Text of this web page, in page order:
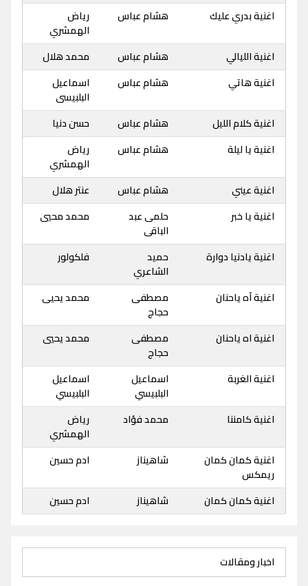
اغنية بدري عليك
هشام عباس
رياض
الهمشري
اغنية الليالي
هشام عباس
محمد هلال
اغنية هاتي
هشام عباس
اسماعيل
البلبيسى
اغنية كلام الليل
هشام عباس
حسن دنيا
اغنية يا ليلة
هشام عباس
رياض
الهمشري
اغنية عيني
هشام عباس
عنتر هلال
اغنية يا خبر
حلمى عبد
الباقى
محمد محيي
اغنية يادنيا دوارة
حميد
الشاعري
فلكولور
اغنية آه ياحنان
مصطفى
حجاج
محمد يحيى
اغنية اه ياحنان
مصطفى
حجاج
محمد يحيي
اغنية الغربة
اسماعيل
البلبيسي
اسماعيل
البلبيسي
اغنية كامننا
محمد فؤاد
رياض
الهمشري
اغنية كمان كمان
ريمكس
شاهيناز ادم حسين
اغنية كمان كمان شاهيناز ادم حسين
اخبار ومقالات